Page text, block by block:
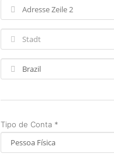
Tipo de Conta *